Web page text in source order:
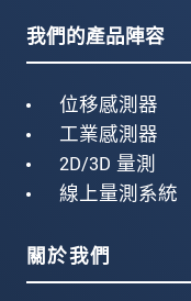
我們的產品陣容
位移感測器
工業感測器
2D/3D 量測
線上量測系統
關於我們